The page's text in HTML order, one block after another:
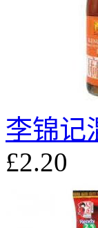
李锦记
£2.20